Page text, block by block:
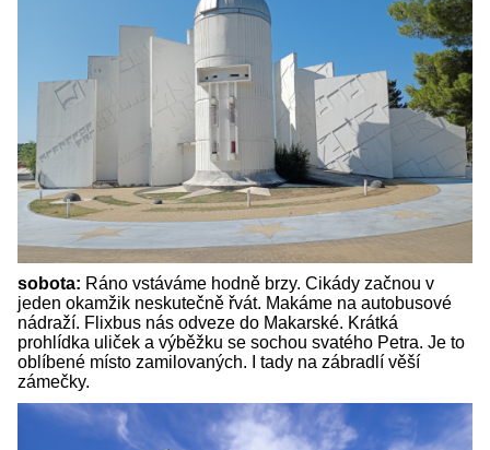
sobota: Ráno vstáváme hodně brzy. Cikády začnou v
jeden okamžik neskutečně řvát. Makáme na autobusové
nádraží. Flixbus nás odveze do Makarské. Krátká
prohlídka uliček a výběžku se sochou svatého Petra. Je to
oblíbené místo zamilovaných. I tady na zábradlí věší
zámečky.